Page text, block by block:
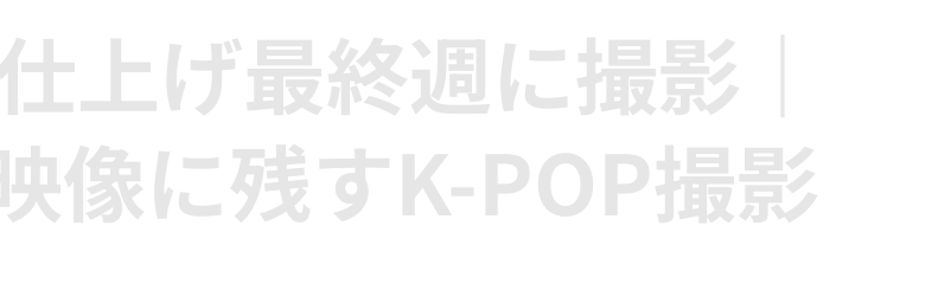
上げ最終週に撮影｜
像に残すK-POP撮影